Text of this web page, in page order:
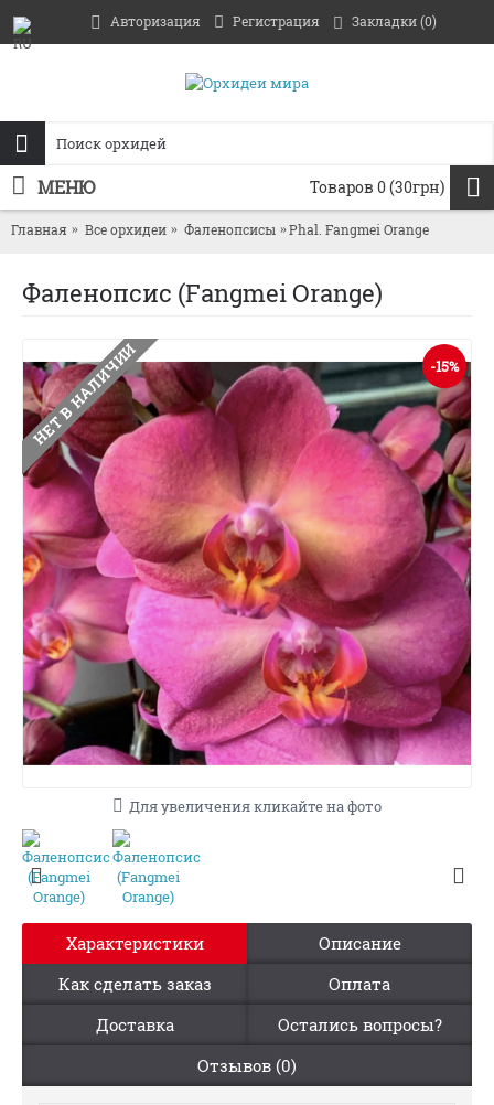
Авторизация Регистрация Закладки (0)
Товаров 0 (30грн)
МЕНЮ
Главная Все орхидеи Фаленопсисы Phal. Fangmei Orange
Фаленопсис (Fangmei Orange)
-15%
НЕТ В НАЛИЧИИ
Для увеличения кликайте на фото
Характеристики
Описание
Как сделать заказ
Оплата
Доставка
Остались вопросы?
Отзывов (0)